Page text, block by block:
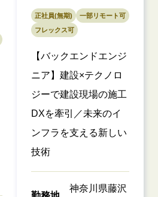
正社員(無期)
一部リモート可
フレックス可
【バックエンドエンジ
ニア】建設×テクノロ
ジーで建設現場の施工
DXを牽引／未来のイ
ンフラを支える新しい
技術
神奈川県藤沢